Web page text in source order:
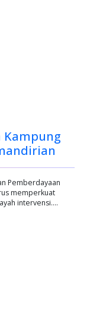
Kampung
Pemberdayaan
memperkuat
intervensi.…